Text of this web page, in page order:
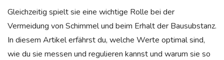
Gleichzeitig spielt sie eine wichtige Rolle bei der
Vermeidung von Schimmel und beim Erhalt der Bausubstanz.
In diesem Artikel erfährst du, welche Werte optimal sind,
wie du sie messen und regulieren kannst und warum sie so